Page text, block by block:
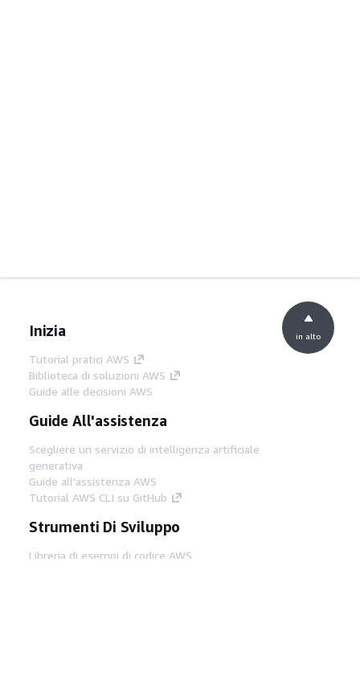
Inizia
Tutorial pratici AWS
Biblioteca di soluzioni AWS
Guide alle decisioni AWS
Guide All'assistenza
Scegliere un servizio di intelligenza artificiale
generativa
Guide all'assistenza AWS
Tutorial AWS CLI su GitHub
Strumenti Di Sviluppo
Libreria di esempi di codice AWS
in alto